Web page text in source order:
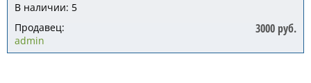
В наличии: 5
3000 руб.
Продавец:
admin